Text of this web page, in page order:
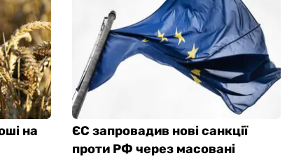
на
ЄС запровадив нові санкції
проти РФ через масовані